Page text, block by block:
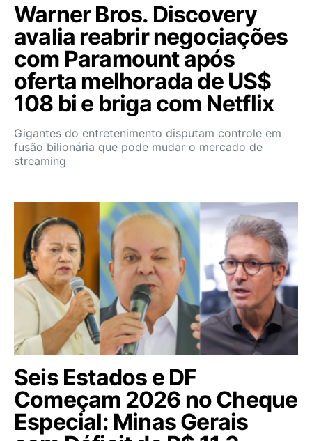
Warner Bros. Discovery
avalia reabrir negociações
com Paramount após
oferta melhorada de US$
108 bi e briga com Netflix
Gigantes do entretenimento disputam controle em
fusão bilionária que pode mudar o mercado de
streaming
Seis Estados e DF
Começam 2026 no Cheque
Especial: Minas Gerais